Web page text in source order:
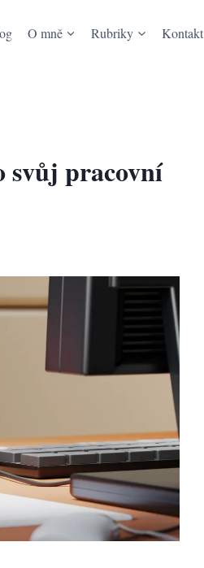
O mně Rubriky Kontakt
svůj pracovní